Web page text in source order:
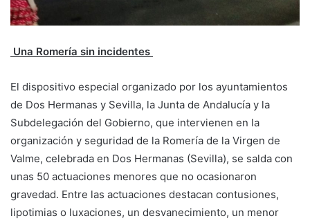
Una Romería sin incidentes
El dispositivo especial organizado por los ayuntamientos
de Dos Hermanas y Sevilla, la Junta de Andalucía y la
Subdelegación del Gobierno, que intervienen en la
organización y seguridad de la Romería de la Virgen de
Valme, celebrada en Dos Hermanas (Sevilla), se salda con
unas 50 actuaciones menores que no ocasionaron
gravedad. Entre las actuaciones destacan contusiones,
lipotimias o luxaciones, un desvanecimiento, un menor